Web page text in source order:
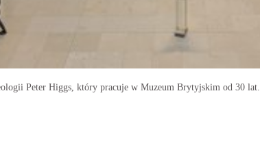
Peter Higgs, który pracuje w Muzeum Brytyjskim od 30 lat.